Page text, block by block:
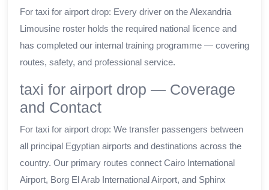
For taxi for airport drop: Every driver on the Alexandria
Limousine roster holds the required national licence and
has completed our internal training programme — covering
routes, safety, and professional service.
taxi for airport drop — Coverage
and Contact
For taxi for airport drop: We transfer passengers between
all principal Egyptian airports and destinations across the
country. Our primary routes connect Cairo International
Airport, Borg El Arab International Airport, and Sphinx